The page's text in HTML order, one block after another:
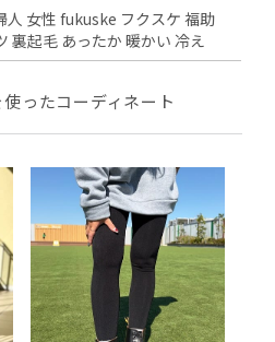
人 女性 fukuske フクスケ 福助
裏起毛 あったか 暖かい 冷え
ったコーディネート